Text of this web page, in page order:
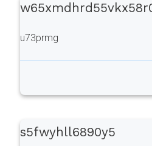
u73prmg
s5fwyhll6890y5